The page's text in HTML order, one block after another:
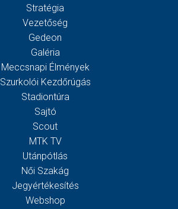
Stratégia
Vezetőség
Gedeon
Galéria
Meccsnapi Élmények
Szurkolói Kezdőrúgás
Stadiontúra
Sajtó
Scout
MTK TV
Utánpótlás
Női Szakág
Jegyértékesítés
Webshop